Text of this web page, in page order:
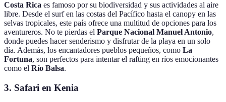
Costa Rica es famoso por su biodiversidad y sus actividades al aire
libre. Desde el surf en las costas del Pacífico hasta el canopy en las
selvas tropicales, este país ofrece una multitud de opciones para los
aventureros. No te pierdas el Parque Nacional Manuel Antonio,
donde puedes hacer senderismo y disfrutar de la playa en un solo
día. Además, los encantadores pueblos pequeños, como La
Fortuna, son perfectos para intentar el rafting en ríos emocionantes
como el Río Balsa.
3. Safari en Kenia